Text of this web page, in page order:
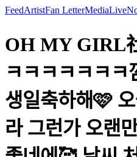
FeedArtistFan LetterMediaLive
OH MY GIRL
ㅋㅋㅋㅋㅋㅋㅋ
생일축하해🩷
라 그런가 오랜